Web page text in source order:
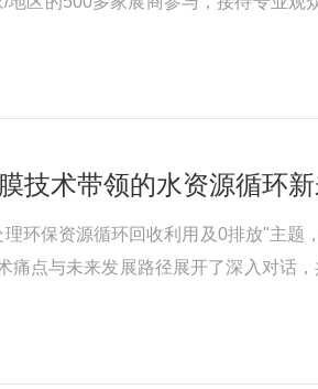
技术带领的水资源循环
环保资源循环回收利用及0排放"主
点与未来发展路径展开了深入对话